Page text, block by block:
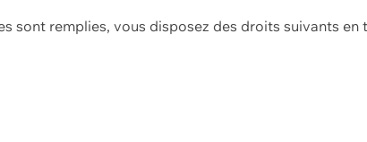
sont remplies, vous disposez des droits suivants